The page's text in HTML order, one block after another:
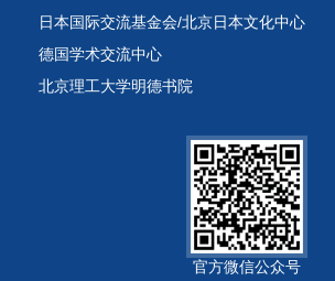
日本国际交流基金会/北京日本文化中心
德国学术交流中心
北京理工大学明德书院
官方微信公众号